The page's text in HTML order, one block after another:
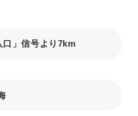
口」信号より7km